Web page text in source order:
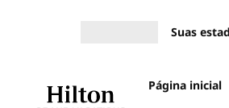
Suas
Página inicial